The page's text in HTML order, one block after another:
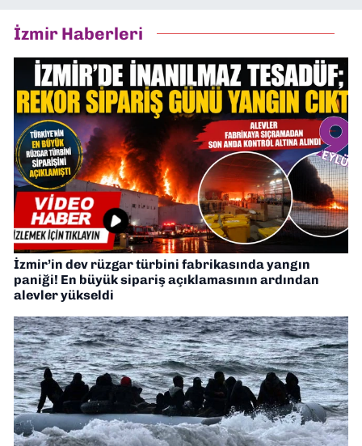
İzmir Haberleri
İzmir’in dev rüzgar türbini fabrikasında yangın
paniği! En büyük sipariş açıklamasının ardından
alevler yükseldi